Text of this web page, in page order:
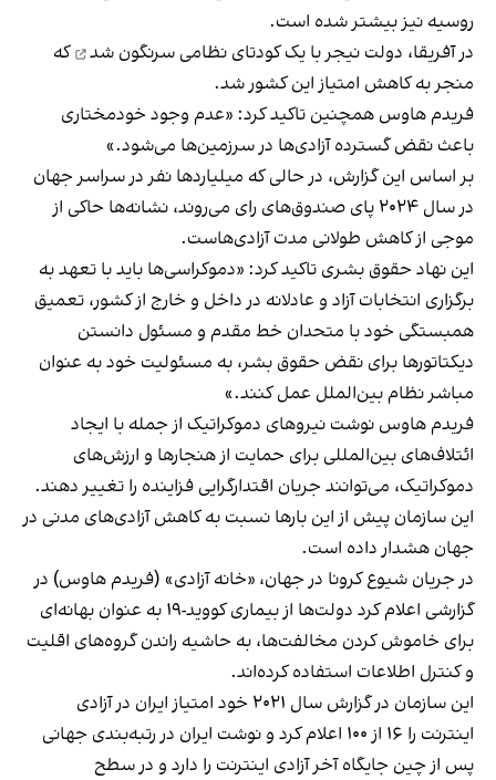
روسیه نیز بیشتر شده است.
در آفریقا، دولت نیجر با یک کودتای نظامی سرنگون شد
که
منجر به کاهش امتیاز این کشور شد.
فریدم هاوس همچنین تاکید کرد: «عدم وجود خودمختاری
باعث نقض گسترده آزادی‌ها در سرزمین‌ها می‌شود.»
بر اساس این گزارش، در حالی که میلیاردها نفر در سراسر جهان
در سال ۲۰۲۴ پای صندوق‌های رای می‌روند، نشانه‌ها حاکی از
موجی از کاهش طولانی مدت آزادی‌هاست.
این نهاد حقوق بشری تاکید کرد: «دموکراسی‌ها باید با تعهد به
برگزاری انتخابات آزاد و عادلانه در داخل و خارج از کشور، تعمیق
همبستگی خود با متحدان خط مقدم و مسئول دانستن
دیکتاتورها برای نقض حقوق بشر، به مسئولیت خود به عنوان
مباشر نظام بین‌الملل عمل کنند.»
فریدم هاوس نوشت نیروهای دموکراتیک از جمله با ایجاد
ائتلاف‌های بین‌المللی برای حمایت از هنجارها و ارزش‌های
دموکراتیک، می‌توانند جریان اقتدارگرایی فزاینده را تغییر دهند.
این سازمان پیش از این بارها نسبت به کاهش آزادی‌های مدنی در
جهان هشدار داده است.
در جریان شیوع کرونا در جهان، «خانه آزادی» (فریدم هاوس) در
گزارشی اعلام کرد
دولت‌ها از بیماری کووید-۱۹ به عنوان بهانه‌ای
برای خاموش کردن مخالفت‌ها، به حاشیه راندن گروه‌های اقلیت
و کنترل اطلاعات استفاده کرده‌اند.
این سازمان در گزارش سال ۲۰۲۱ خود امتیاز ایران در آزادی
اینترنت را ۱۶ از ۱۰۰
اعلام کرد و نوشت ایران در رتبه‌بندی جهانی
پس از چین جایگاه آخر آزادی اینترنت را دارد و در سطح